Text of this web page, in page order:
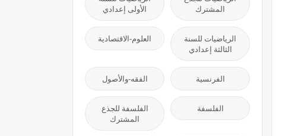
المشترك
الأولى إعدادي
الرياضيات للسنة
الثالثة إعدادي
العلوم-الاقتصادية
الفرنسية الفقه-والأصول
الفلسفة
الفلسفة للجذع
المشترك